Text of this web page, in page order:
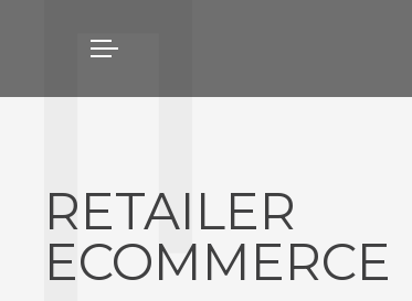
RETAILER
ECOMMERCE